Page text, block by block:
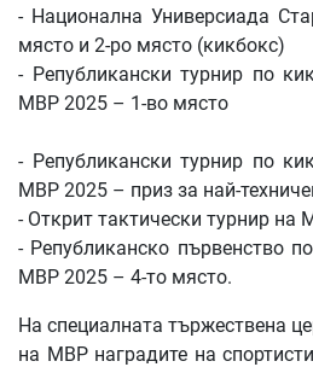
- Национална Универсиада
място и 2-ро място (кикбокс)
- Републикански турнир по
МВР 2025 – 1-во място
- Републикански турнир по
МВР 2025 – приз за най-
- Открит тактически турнир
- Републиканско първенство
МВР 2025 – 4-то място.
На специалната тържествена
на МВР наградите на